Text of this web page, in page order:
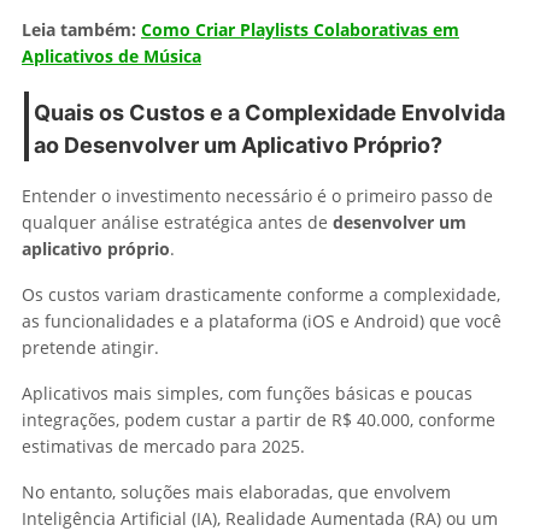
Leia também: Como Criar Playlists Colaborativas em
Aplicativos de Música
Quais os Custos e a Complexidade Envolvida
ao Desenvolver um Aplicativo Próprio?
Entender o investimento necessário é o primeiro passo de
qualquer análise estratégica antes de desenvolver um
aplicativo próprio.
Os custos variam drasticamente conforme a complexidade,
as funcionalidades e a plataforma (iOS e Android) que você
pretende atingir.
Aplicativos mais simples, com funções básicas e poucas
integrações, podem custar a partir de R$ 40.000, conforme
estimativas de mercado para 2025.
No entanto, soluções mais elaboradas, que envolvem
Inteligência Artificial (IA), Realidade Aumentada (RA) ou um